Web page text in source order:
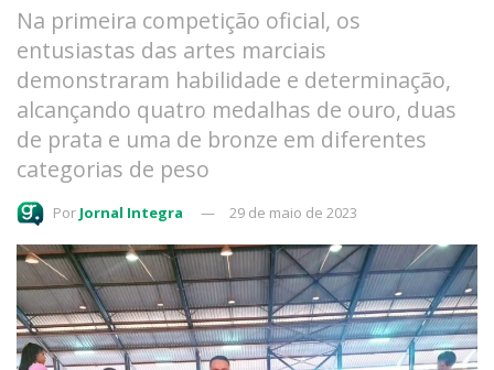
Na primeira competição oficial, os
entusiastas das artes marciais
demonstraram habilidade e determinação,
alcançando quatro medalhas de ouro, duas
de prata e uma de bronze em diferentes
categorias de peso
Por Jornal Integra 29 de maio de 2023